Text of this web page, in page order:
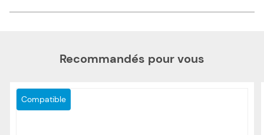
Recommandés pour vous
Compatible